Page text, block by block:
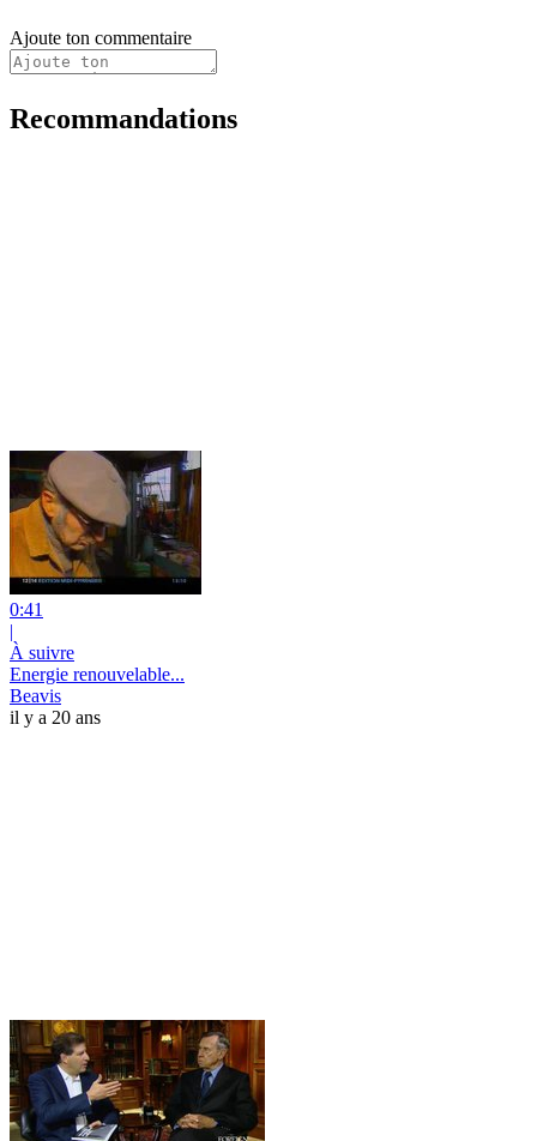
Ajoute ton commentaire
Recommandations
0:41
|
À suivre
Energie renouvelable...
Beavis
il y a 20 ans